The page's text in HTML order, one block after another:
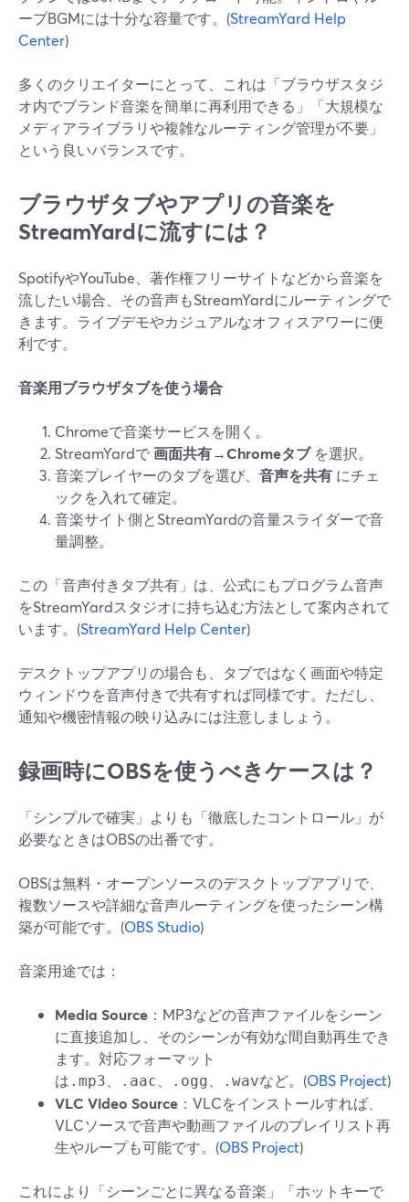
ープBGMには十分な容量です。(StreamYard Help
Center)
多くのクリエイターにとって、これは「ブラウザスタジ
オ内でブランド音楽を簡単に再利用できる」「大規模な
メディアライブラリや複雑なルーティング管理が不要」
という良いバランスです。
ブラウザタブやアプリの音楽を
StreamYardに流すには？
SpotifyやYouTube、著作権フリーサイトなどから音楽を
流したい場合、その音声もStreamYardにルーティングで
きます。ライブデモやカジュアルなオフィスアワーに便
利です。
音楽用ブラウザタブを使う場合
Chromeで音楽サービスを開く。
StreamYardで画面共有→Chromeタブを選択。
音楽プレイヤーのタブを選び、 音声を共有 にチェ
ックを入れて確定。
音楽サイト側とStreamYardの音量スライダーで音
量調整。
この「音声付きタブ共有」は、公式にもプログラム音声
をStreamYardスタジオに持ち込む方法として案内されて
います。(StreamYard Help Center)
デスクトップアプリの場合も、タブではなく画面や特定
ウィンドウを音声付きで共有すれば同様です。ただし、
通知や機密情報の映り込みには注意しましょう。
録画時にOBSを使うべきケースは？
「シンプルで確実」よりも「徹底したコントロール」が
必要なときはOBSの出番です。
OBSは無料・オープンソースのデスクトップアプリで、
複数ソースや詳細な音声ルーティングを使ったシーン構
築が可能です。(OBS Studio)
音楽用途では：
Media Source ：MP3などの音声ファイルをシーン
に直接追加し、そのシーンが有効な間自動再生でき
ます。対応フォーマット
は .mp3 .aac .ogg .wavなど。(OBS Project)
VLC Video Source ：VLCをインストールすれば、
VLCソースで音声や動画ファイルのプレイリスト再
生やループも可能です。(OBS Project)
これにより「シーンごとに異なる音楽」「ホットキーで